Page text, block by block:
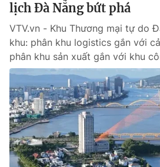
lịch Đà Nẵng bứt phá
VTV.vn - Khu Thương mại tự do
khu: phân khu logistics gắn với
phân khu sản xuất gắn với khu